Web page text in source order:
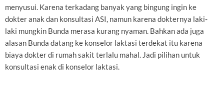
menyusui. Karena terkadang banyak yang bingung ingin ke
dokter anak dan konsultasi ASI, namun karena dokternya laki-
laki mungkin Bunda merasa kurang nyaman. Bahkan ada juga
alasan Bunda datang ke konselor laktasi terdekat itu karena
biaya dokter di rumah sakit terlalu mahal. Jadi pilihan untuk
konsultasi enak di konselor laktasi.